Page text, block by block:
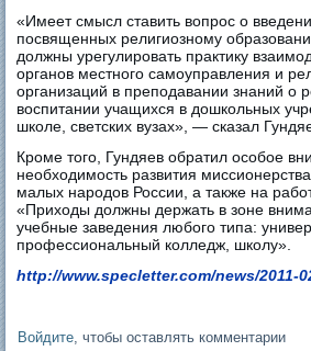
«Имеет смысл ставить вопрос о
посвященных религиозному
должны урегулировать практику
органов местного самоуправления и
организаций в преподавании знаний о
воспитании учащихся в дошкольных
школе, светских вузах», — сказал
Кроме того, Гундяев обратил особое
необходимость развития
малых народов России, а также на
«Приходы должны держать в зоне
учебные заведения любого типа:
профессиональный колледж, школу».
http://www.specletter.com/news/2011-
Войдите , чтобы оставлять комментарии